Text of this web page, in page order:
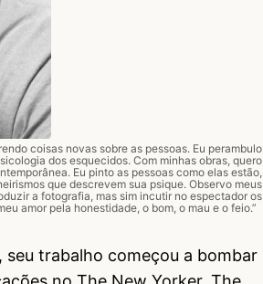
coisas novas sobre as pessoas. Eu perambulo
dos esquecidos. Com minhas obras, quero
Eu pinto as pessoas como elas estão,
que descrevem sua psique. Observo meus
a fotografia, mas sim incutir no espectador os
amor pela honestidade, o bom, o mau e o feio.”
trabalho começou a bombar